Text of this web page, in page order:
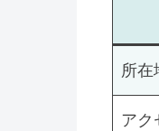
所在
アク